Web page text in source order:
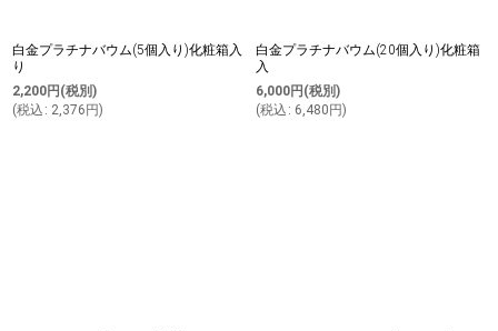
白金プラチナバウム(5個入り)化粧箱入
り
2,200円 (税別)
(税込 : 2,376 円)
白金プラチナバウム(20個入り)化粧箱
入
6,000円 (税別)
(税込 : 6,480 円)